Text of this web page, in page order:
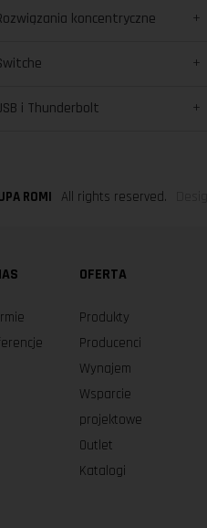
koncentryczne
i Thunderbolt
ROMI All rights reserved.
OFERTA
Produkty
Producenci
Wynajem
Wsparcie
projektowe
Outlet
Katalogi